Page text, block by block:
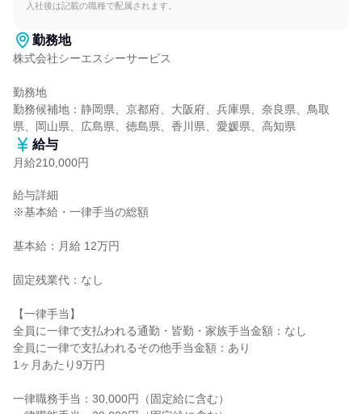
入社後は記載の職種で配属されます。
勤務地
株式会社シーエスシーサービス
勤務地
勤務候補地：静岡県、京都府、大阪府、兵庫県、奈良県、鳥取
県、岡山県、広島県、徳島県、香川県、愛媛県、高知県
給与
月給210,000円
給与詳細
※基本給・一律手当の総額
基本給：月給 12万円
固定残業代：なし
【一律手当】
全員に一律で支払われる通勤・皆勤・家族手当金額：なし
全員に一律で支払われるその他手当金額：あり
1ヶ月あたり9万円
一律職務手当：30,000円（固定給に含む）